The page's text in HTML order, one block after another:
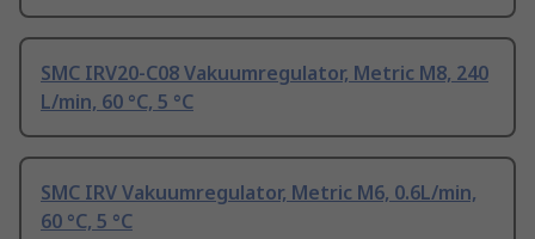
SMC IRV20-C08 Vakuumregulator, Metric M8, 240
L/min, 60 °C, 5 °C
SMC IRV Vakuumregulator, Metric M6, 0.6L/min,
60 °C, 5 °C